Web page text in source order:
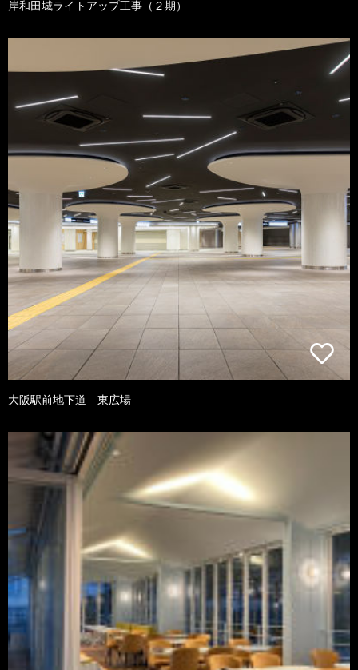
岸和田城ライトアップ工事（２期）
大阪駅前地下道 東広場